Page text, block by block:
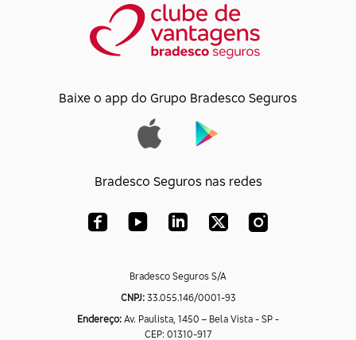
Baixe o app do Grupo Bradesco Seguros
Bradesco Seguros nas redes
Bradesco Seguros S/A
CNPJ:33.055.146/0001-93
Endereço: Av. Paulista, 1450 – Bela Vista - SP -
CEP: 01310-917